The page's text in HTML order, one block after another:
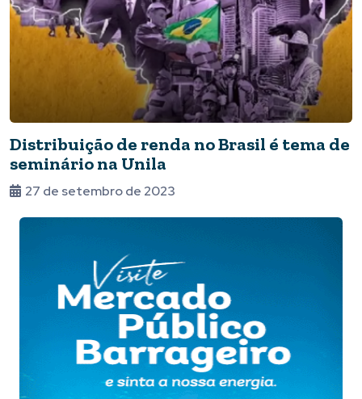
Distribuição de renda no Brasil é tema de
seminário na Unila
27 de setembro de 2023